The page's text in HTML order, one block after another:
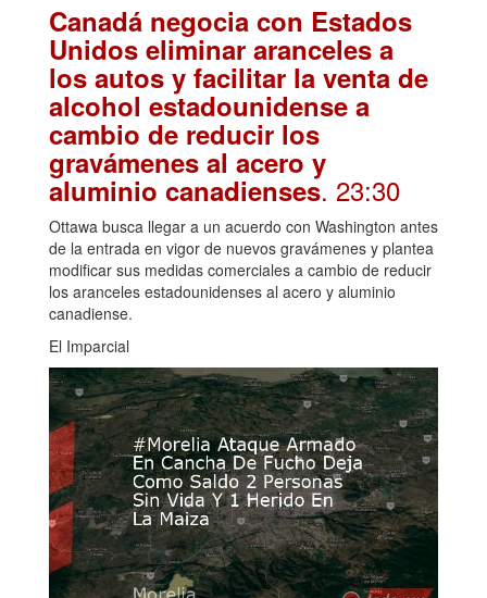
Canadá negocia con Estados
Unidos eliminar aranceles a
los autos y facilitar la venta de
alcohol estadounidense a
cambio de reducir los
gravámenes al acero y
aluminio canadienses. 23:30
Ottawa busca llegar a un acuerdo con Washington antes
de la entrada en vigor de nuevos gravámenes y plantea
modificar sus medidas comerciales a cambio de reducir
los aranceles estadounidenses al acero y aluminio
canadiense.
El Imparcial